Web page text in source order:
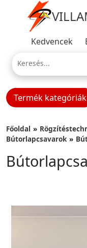
Kedvencek
Termék kategóriák
Főoldal
Bútorlapcsavarok